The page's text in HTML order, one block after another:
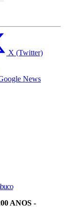
X (Twitter)
News
ANOS -